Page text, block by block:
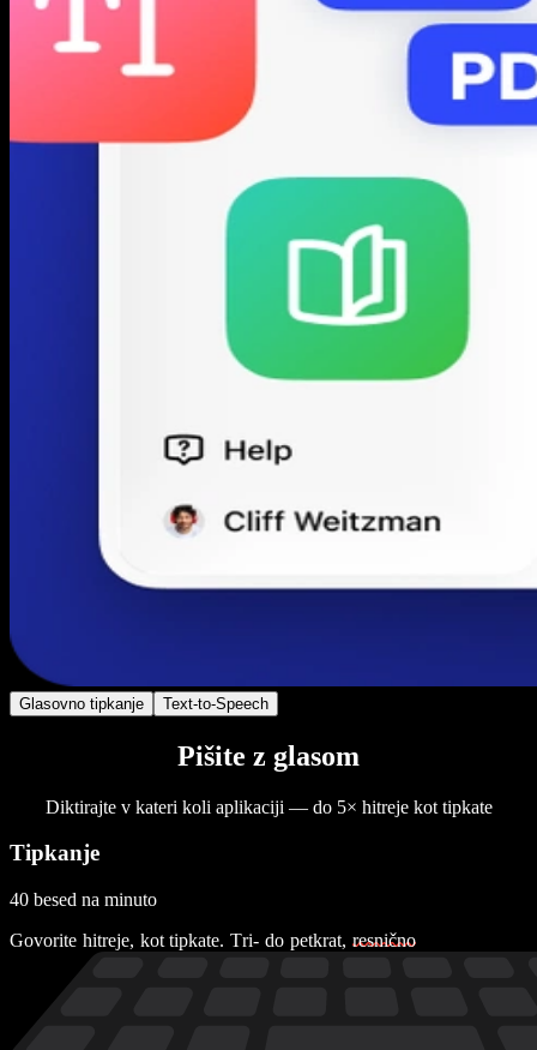
Glasovno tipkanje Text-to-Speech
Pišite z glasom
Diktirajte v kateri koli aplikaciji — do 5× hitreje kot tipkate
Tipkanje
40 besed na minuto
Govorite hitreje, kot tipkate. Tri- do petkrat, resnično